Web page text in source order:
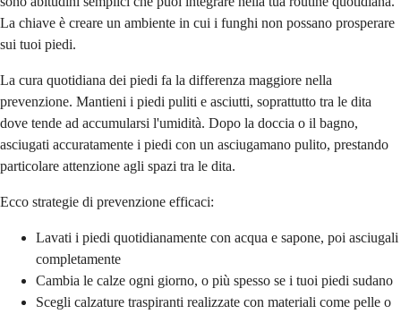
La chiave è creare un ambiente in cui i funghi non possano prosperare
sui tuoi piedi.
La cura quotidiana dei piedi fa la differenza maggiore nella
prevenzione. Mantieni i piedi puliti e asciutti, soprattutto tra le dita
dove tende ad accumularsi l'umidità. Dopo la doccia o il bagno,
asciugati accuratamente i piedi con un asciugamano pulito, prestando
particolare attenzione agli spazi tra le dita.
Ecco strategie di prevenzione efficaci:
Lavati i piedi quotidianamente con acqua e sapone, poi asciugali
completamente
Cambia le calze ogni giorno, o più spesso se i tuoi piedi sudano
Scegli calzature traspiranti realizzate con materiali come pelle o